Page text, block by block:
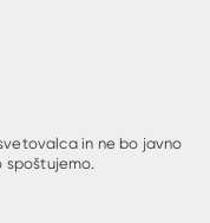
in ne bo javno
spoštujemo.